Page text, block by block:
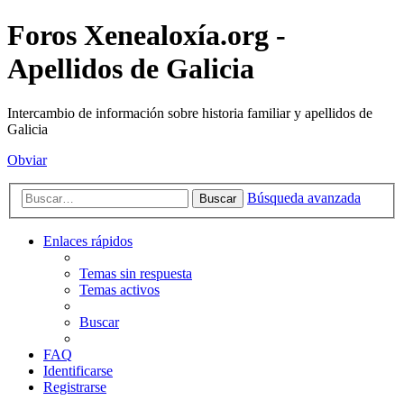
Foros Xenealoxía.org -
Apellidos de Galicia
Intercambio de información sobre historia familiar y apellidos de
Galicia
Obviar
Buscar Búsqueda avanzada
Enlaces rápidos
Temas sin respuesta
Temas activos
Buscar
FAQ
Identificarse
Registrarse